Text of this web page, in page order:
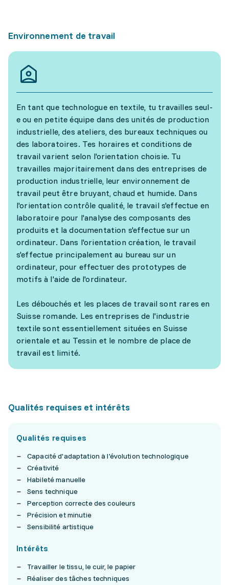
Environnement de travail
En tant que technologue en textile, tu travailles seul-
e ou en petite équipe dans des unités de production
industrielle, des ateliers, des bureaux techniques ou
des laboratoires. Tes horaires et conditions de
travail varient selon l'orientation choisie. Tu
travailles majoritairement dans des entreprises de
production industrielle, leur environnement de
travail peut être bruyant, chaud et humide. Dans
l'orientation contrôle qualité, le travail s'effectue en
laboratoire pour l'analyse des composants des
produits et la documentation s'effectue sur un
ordinateur. Dans l'orientation création, le travail
s'effectue principalement au bureau sur un
ordinateur, pour effectuer des prototypes de
motifs à l'aide de l'ordinateur.
Les débouchés et les places de travail sont rares en
Suisse romande. Les entreprises de l'industrie
textile sont essentiellement situées en Suisse
orientale et au Tessin et le nombre de place de
travail est limité.
Qualités requises et intérêts
Qualités requises
Capacité d'adaptation à l'évolution technologique
Créativité
Habileté manuelle
Sens technique
Perception correcte des couleurs
Précision et minutie
Sensibilité artistique
Intérêts
Travailler le tissu, le cuir, le papier
Réaliser des tâches techniques